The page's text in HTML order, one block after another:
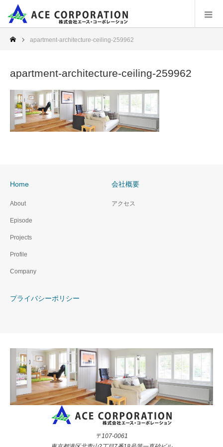
apartment-architecture-ceiling-259962
apartment-architecture-ceiling-259962
Home
About
Episode
Projects
Profile
Company
会社概要
アクセス
プライバシーポリシー
〒107-0061